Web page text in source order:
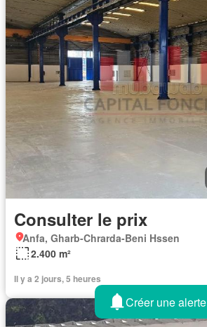
Consulter le prix
Anfa, Gharb-Chrarda-Beni Hssen
2.400 m²
Il y a 2 jours, 5 heures
Créer une alerte